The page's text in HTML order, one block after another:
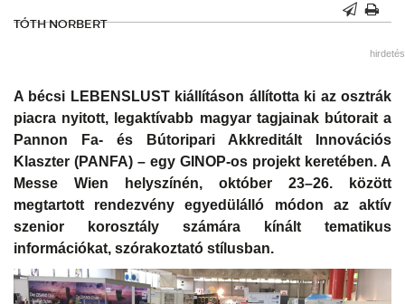
TÓTH NORBERT
hirdetés
A bécsi LEBENSLUST kiállításon állította ki az osztrák
piacra nyitott, legaktívabb magyar tagjainak bútorait a
Pannon Fa- és Bútoripari Akkreditált Innovációs
Klaszter (PANFA) – egy GINOP-os projekt keretében. A
Messe Wien helyszínén, október 23–26. között
megtartott rendezvény egyedülálló módon az aktív
szenior korosztály számára kínált tematikus
információkat, szórakoztató stílusban.